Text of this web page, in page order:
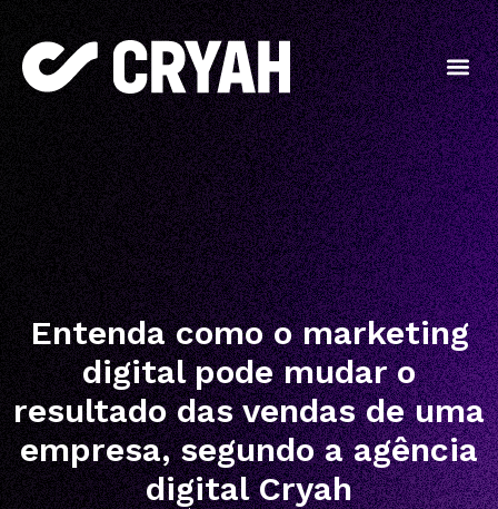
Entenda como o marketing
digital pode mudar o
resultado das vendas de uma
empresa, segundo a agência
digital Cryah